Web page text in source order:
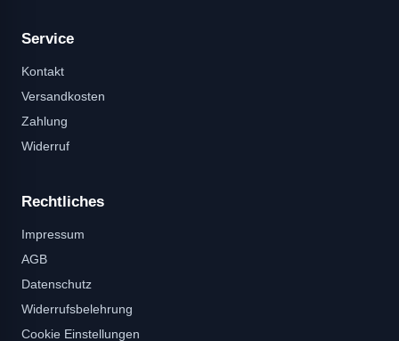
Service
Kontakt
Versandkosten
Zahlung
Widerruf
Rechtliches
Impressum
AGB
Datenschutz
Widerrufsbelehrung
Cookie Einstellungen